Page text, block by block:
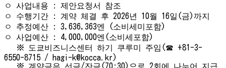
ㅇ 사업내용 : 제안요청서 참조
ㅇ 수행기간 : 계약 체결 후 2026년 10월 16일(금)까지
ㅇ 추정예산 : 3,636,363엔 (소비세미포함)
ㅇ 사업예산 : 4,000,000엔(소비세포함)
※ 도쿄비즈니스센터 하기 쿠루미 주임(☎ +81-3-
6550-8715 / hagi-k@kocca.kr)
※ 계약금은 선금/잔금(70:30)으로 2회에 나누어 지급